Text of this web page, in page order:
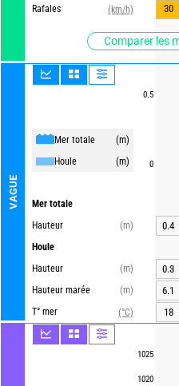
Rafales
(km/h)
Comparer les
VAGUE
Mer totale
(m)
Houle
(m)
Mer totale
Hauteur
(m)
Houle
Hauteur
(m)
Hauteur marée
(m)
T° mer
(°C)
0.5
0
1025
1020
30
0.4
0.3
6.1
18